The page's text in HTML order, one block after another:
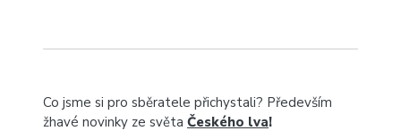
Co jsme si pro sběratele přichystali? Především
žhavé novinky ze světa Českého lva!